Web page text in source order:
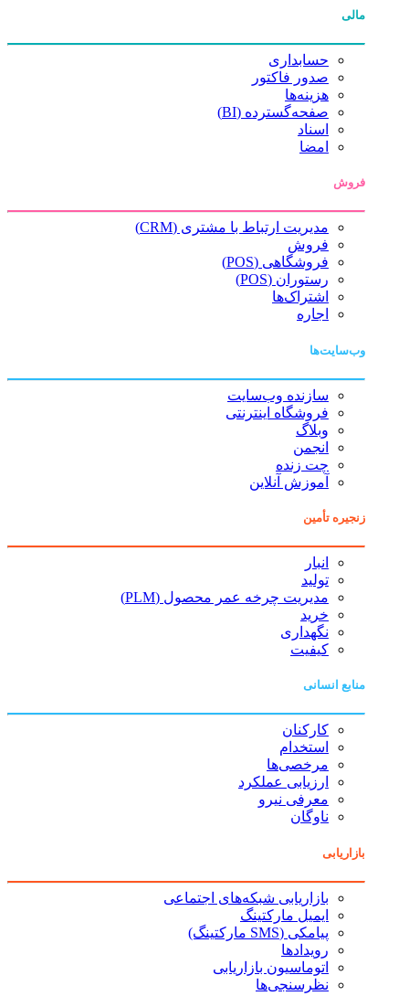
مالی
حسابداری
صدور فاکتور
هزینه‌ها
صفحه‌گسترده (BI)
اسناد
امضا
فروش
مدیریت ارتباط با مشتری (CRM)
فروش
فروشگاهی (POS)
رستوران (POS)
اشتراک‌ها
اجاره
وب‌سایت‌ها
سازنده وب‌سایت
فروشگاه اینترنتی
وبلاگ
انجمن
چت زنده
آموزش آنلاین
زنجیره تأمین
انبار
تولید
مدیریت چرخه عمر محصول (PLM)
خرید
نگهداری
کیفیت
منابع انسانی
کارکنان
استخدام
مرخصی‌ها
ارزیابی عملکرد
معرفی نیرو
ناوگان
بازاریابی
بازاریابی شبکه‌های اجتماعی
ایمیل مارکتینگ
پیامکی (SMS مارکتینگ)
رویدادها
اتوماسیون بازاریابی
نظرسنجی‌ها